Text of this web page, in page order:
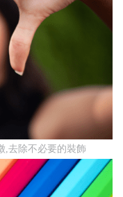
,去除不必要的裝飾